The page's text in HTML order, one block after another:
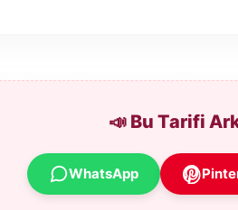
📣 Bu Tarifi
WhatsApp